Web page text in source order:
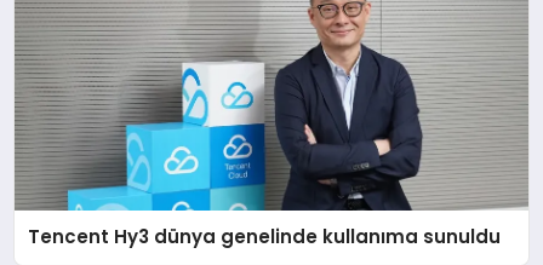
Tencent Hy3 dünya genelinde kullanıma sunuldu